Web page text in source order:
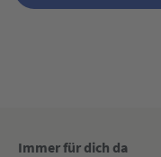
Immer für dich da